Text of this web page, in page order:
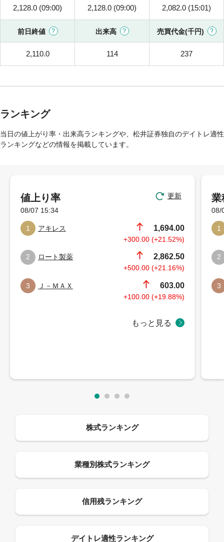
2,128.0 (09:00) 2,128.0 (09:00) 2,082.0 (15:01)
前日終値 出来高 売買代金(千円)
2,110.0 114 237
ランキング
当日の値上がり率・出来高ランキングや、松井証券独自のデイトレ適性
ランキングなどの情報を掲載しています。